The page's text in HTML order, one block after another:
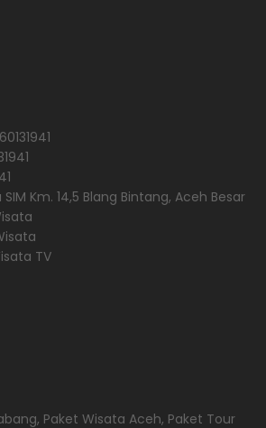
Km. 14,5 Blang Bintang, Aceh Besar
TV
Paket Wisata Aceh, Paket Tour